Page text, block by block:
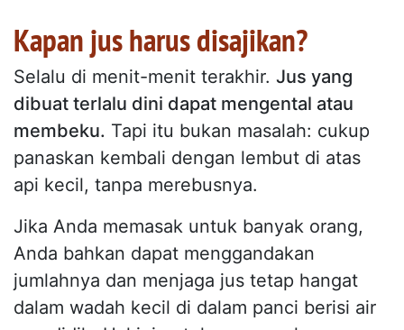
Kapan jus harus disajikan?
Selalu di menit-menit terakhir. Jus yang
dibuat terlalu dini dapat mengental atau
membeku. Tapi itu bukan masalah: cukup
panaskan kembali dengan lembut di atas
api kecil, tanpa merebusnya.
Jika Anda memasak untuk banyak orang,
Anda bahkan dapat menggandakan
jumlahnya dan menjaga jus tetap hangat
dalam wadah kecil di dalam panci berisi air